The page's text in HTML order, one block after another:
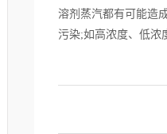
溶剂蒸汽都有可能造
污染;如高浓度、低浓